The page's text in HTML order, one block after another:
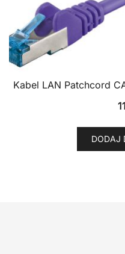
Kabel LAN Patchcord
DODAJ